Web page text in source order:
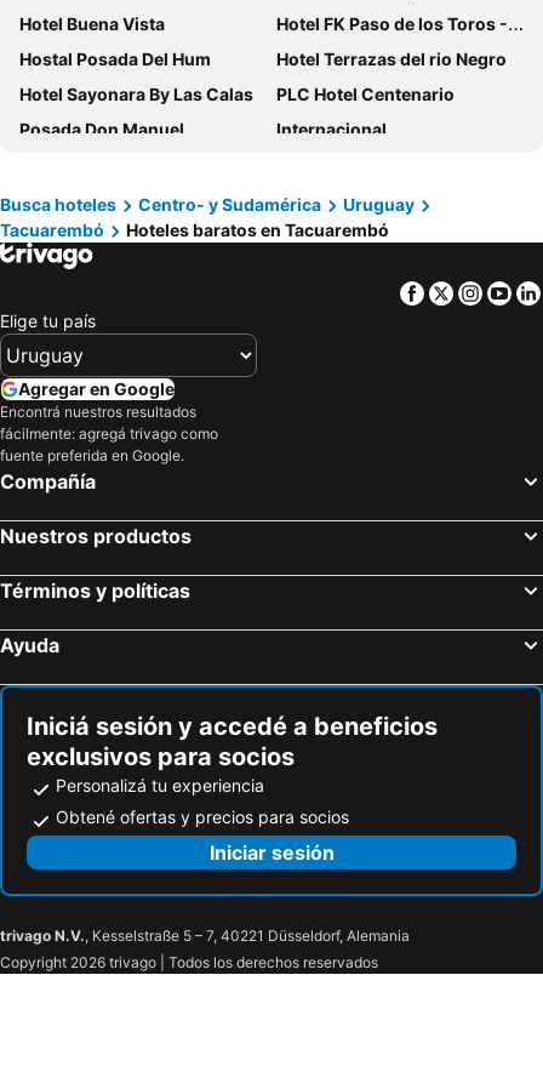
Hotel Buena Vista
Hotel FK Paso de los Toros - Hotel Boutique
Hostal Posada Del Hum
Hotel Terrazas del rio Negro
Hotel Sayonara By Las Calas
PLC Hotel Centenario
Posada Don Manuel
Internacional
Busca hoteles Centro- y Sudamérica
Uruguay
Tacuarembó
Hoteles baratos en Tacuarembó
Facebook
Twitter
Elige tu país
Agregar en Google
Encontrá nuestros resultados
fácilmente: agregá trivago como
fuente preferida en Google.
Compañía
Nuestros productos
Términos y políticas
Ayuda
Iniciá sesión y accedé a beneficios
exclusivos para socios
Personalizá tu experiencia
Obtené ofertas y precios para socios
Iniciar sesión
trivago N.V., Kesselstraße 5 – 7, 40221 Düsseldorf, Alemania
Copyright 2026 trivago | Todos los derechos reservados